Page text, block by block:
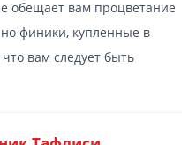
обещает вам процветание
финики, купленные в
вам следует быть